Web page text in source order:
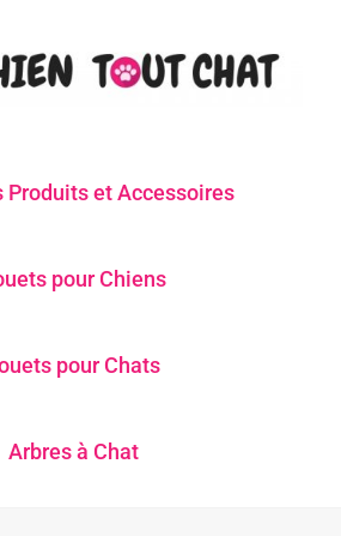
Produits et Accessoires
pour Chiens
pour Chats
Arbres à Chat